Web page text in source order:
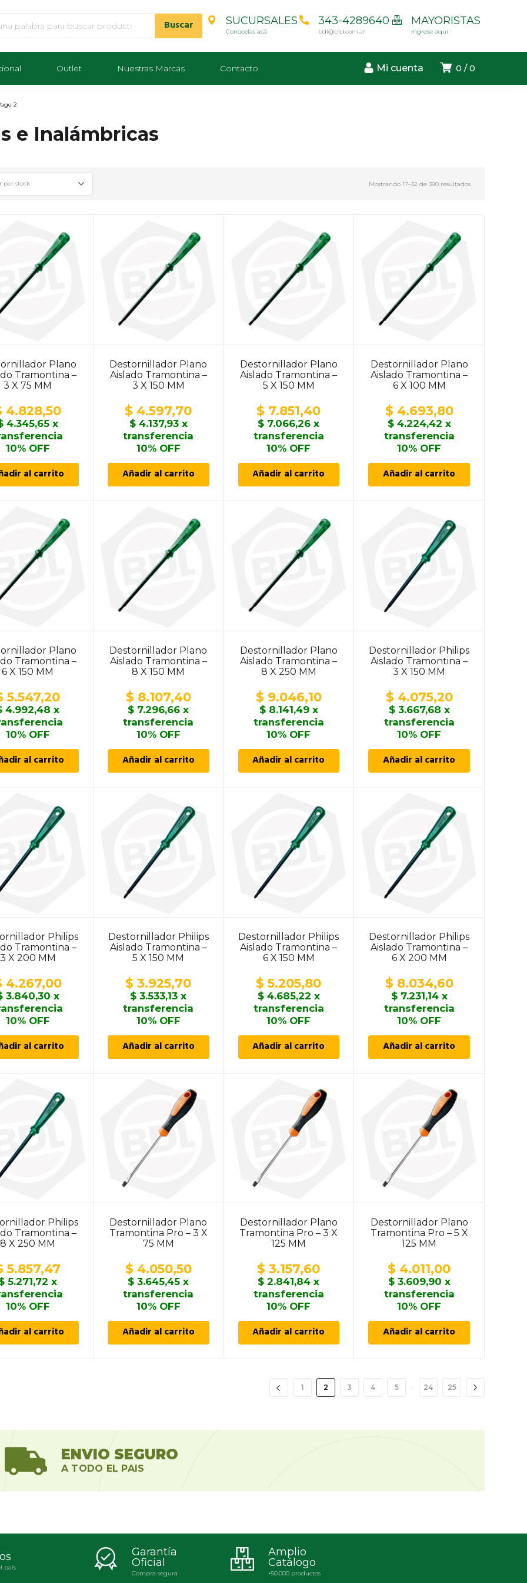
SUCURSALES
Conocelas acá
343-4289640
bdl@bld.com.ar
MAYORISTAS
Ingrese aqui
0 0
Mi cuenta
Outlet Nuestras Marcas Contacto
2
e Inalámbricas
Mostrando 17–32 de 390 resultados
Plano
Tramontina –
3 X 75 MM
4.828,50
4.345,65 x
10% OFF
al carrito
Destornillador Plano
Aislado Tramontina –
3 X 150 MM
$ 4.597,70
$4.137,93x
transferencia
10% OFF
Añadir al carrito
Destornillador Plano
Aislado Tramontina –
5 X 150 MM
$ 7.851,40
$ 7.066,26 x
transferencia
10% OFF
Añadir al carrito
Destornillador Plano
Aislado Tramontina –
6 X 100 MM
$ 4.693,80
$4.224,42 x
transferencia
10% OFF
Añadir al carrito
Plano
Tramontina –
6 X 150 MM
5.547,20
4.992,48 x
10% OFF
al carrito
Destornillador Plano
Aislado Tramontina –
8 X 150 MM
$ 8.107,40
$ 7.296,66 x
transferencia
10% OFF
Añadir al carrito
Destornillador Plano
Aislado Tramontina –
8 X 250 MM
$ 9.046,10
$8.141,49x
transferencia
10% OFF
Añadir al carrito
Destornillador Philips
Aislado Tramontina –
3 X 150 MM
$ 4.075,20
$3.667,68 x
transferencia
10% OFF
Añadir al carrito
Philips
Tramontina –
3 X 200 MM
4.267,00
3.840,30 x
10% OFF
al carrito
Destornillador Philips
Aislado Tramontina –
5 X 150 MM
$ 3.925,70
$ 3.533,13 x
transferencia
10% OFF
Añadir al carrito
Destornillador Philips
Aislado Tramontina –
6 X 150 MM
$ 5.205,80
$4.685,22 x
transferencia
10% OFF
Añadir al carrito
Destornillador Philips
Aislado Tramontina –
6 X 200 MM
$ 8.034,60
$7.231,14x
transferencia
10% OFF
Añadir al carrito
Philips
Tramontina –
8 X 250 MM
5.857,47
5.271,72 x
10% OFF
al carrito
Destornillador Plano
Tramontina Pro – 3 X
75 MM
$ 4.050,50
$ 3.645,45 x
transferencia
10% OFF
Añadir al carrito
Destornillador Plano
Tramontina Pro – 3 X
125 MM
$ 3.157,60
$ 2.841,84 x
transferencia
10% OFF
Añadir al carrito
Destornillador Plano
Tramontina Pro – 5 X
125 MM
$ 4.011,00
$3.609,90 x
transferencia
10% OFF
Añadir al carrito
1 2 3 4 5 … 24 25
ENVIO SEGURO
A TODO EL PAIS
país
Garantía
Oficial
Compra segura
Amplio
Catálogo
+50.000 productos